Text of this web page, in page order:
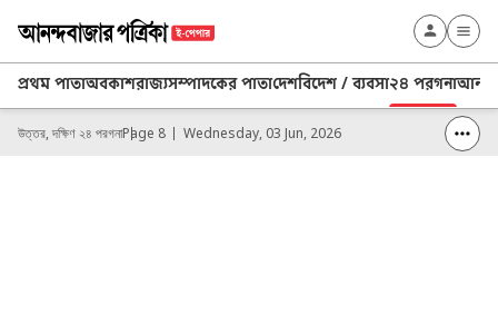
প্রথম পাতাঅবকাশরাজ্যসম্পাদকের পাতাদেশবিদেশ / ব্যবসা২৪ পরগনাআনন্দ
উত্তর, দক্ষিণ ২৪ পরগনাPage 8 Wednesday, 03 Jun, 2026